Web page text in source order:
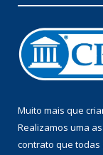
Muito mais que
Realizamos uma
contrato que todas